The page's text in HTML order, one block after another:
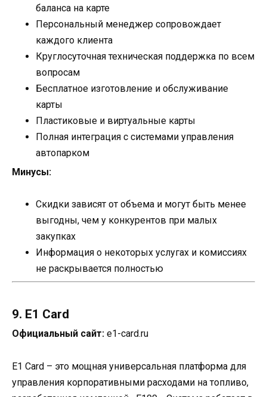
баланса на карте
Персональный менеджер сопровождает
каждого клиента
Круглосуточная техническая поддержка по всем
вопросам
Бесплатное изготовление и обслуживание
карты
Пластиковые и виртуальные карты
Полная интеграция с системами управления
автопарком
Минусы:
Скидки зависят от объема и могут быть менее
выгодны, чем у конкурентов при малых
закупках
Информация о некоторых услугах и комиссиях
не раскрывается полностью
9. E1 Card
Официальный сайт: e1-card.ru
E1 Card – это мощная универсальная платформа для
управления корпоративными расходами на топливо,